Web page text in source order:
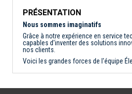
PRÉSENTATION
Nous sommes imaginatifs
Grâce à notre expérience en service
capables d'inventer des solutions
nos clients.
Voici les grandes forces de l'équipe